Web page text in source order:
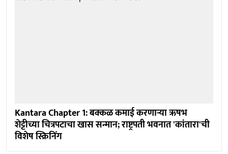
Kantara Chapter 1: बक्कळ कमाई करणाऱ्या ऋषभ
शेट्टीच्या चित्रपटाचा खास सन्मान; राष्ट्रपती भवनात 'कांतारा'ची
विशेष स्क्रिनिंग